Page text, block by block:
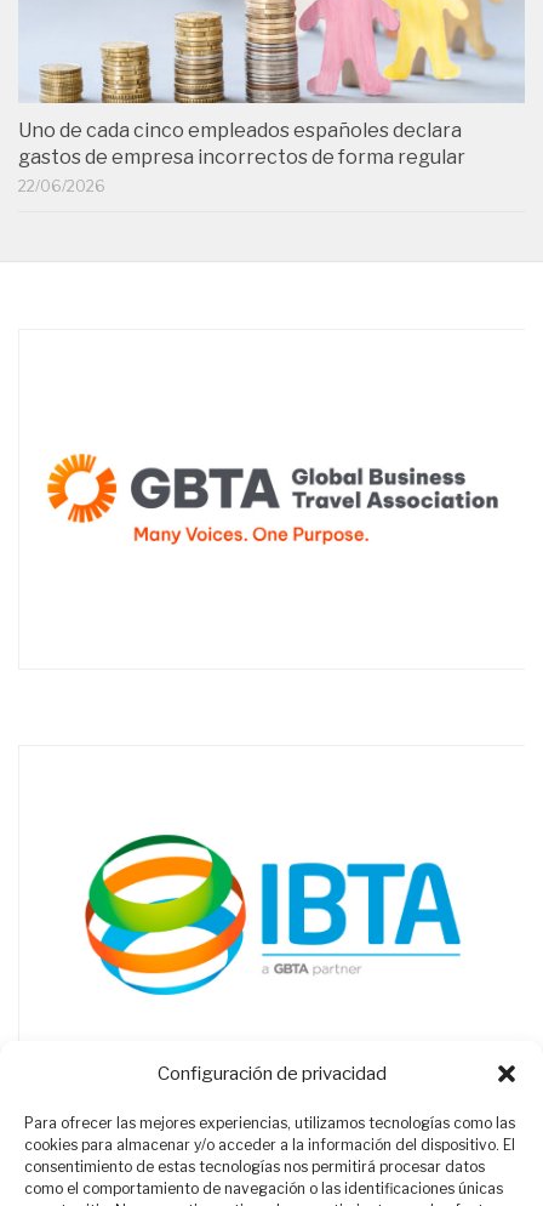
Configuración de privacidad
Para ofrecer las mejores experiencias, utilizamos tecnologías como las
cookies para almacenar y/o acceder a la información del dispositivo. El
consentimiento de estas tecnologías nos permitirá procesar datos
como el comportamiento de navegación o las identificaciones únicas
Uno de cada cinco empleados españoles declara
gastos de empresa incorrectos de forma regular
22/06/2026